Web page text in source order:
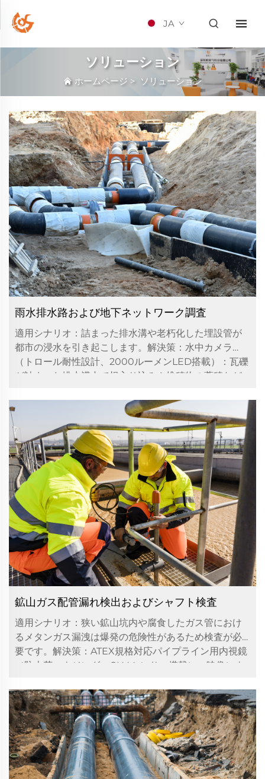
JA
ソリューション
ホームページ > ソリューション
雨水排水路および地下ネットワーク調査
適用シナリオ：詰まった排水溝や老朽化した埋設管が
都市の浸水を引き起こします。解決策：水中カメラ
（トロール耐性設計、2000ルーメンLED搭載）：瓦礫
が詰まった排水溝内で根入り込みや堆積物の蓄積など
鉱山ガス配管漏れ検出およびシャフト検査
適用シナリオ：狭い鉱山坑内や腐食したガス管におけ
るメタンガス漏洩は爆発の危険性があるため検査が必
要です。解決策：ATEX規格対応パイプライン用内視鏡
（防火花ハウジング、CH4センサー搭載）：映像によ